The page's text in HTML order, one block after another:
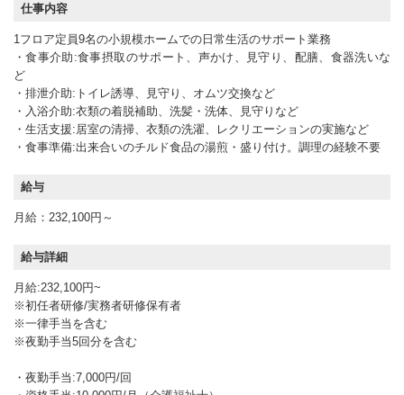
仕事内容
1フロア定員9名の小規模ホームでの日常生活のサポート業務
・食事介助:食事摂取のサポート、声かけ、見守り、配膳、食器洗いな
ど
・排泄介助:トイレ誘導、見守り、オムツ交換など
・入浴介助:衣類の着脱補助、洗髪・洗体、見守りなど
・生活支援:居室の清掃、衣類の洗濯、レクリエーションの実施など
・食事準備:出来合いのチルド食品の湯煎・盛り付け。調理の経験不要
給与
月給：232,100円～
給与詳細
月給:232,100円~
※初任者研修/実務者研修保有者
※一律手当を含む
※夜勤手当5回分を含む
・夜勤手当:7,000円/回